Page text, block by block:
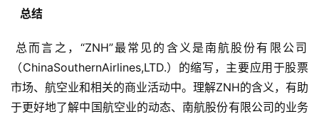
  总结
（ChinaSouthernAirlines,LTD.）的缩写，主要应用于股票
市场、航空业和相关的商业活动中。理解ZNH的含义，有助
于更好地了解中国航空业的动态、南航股份有限公司的业务